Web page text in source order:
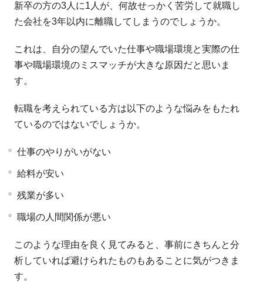
新卒の方の3人に1人が、何故せっかく苦労して就職し
た会社を3年以内に離職してしまうのでしょうか。
これは、自分の望んでいた仕事や職場環境と実際の仕
事や職場環境のミスマッチが大きな原因だと思いま
す。
転職を考えられている方は以下のような悩みをもたれ
ているのではないでしょうか。
仕事のやりがいがない
給料が安い
残業が多い
職場の人間関係が悪い
このような理由を良く見てみると、事前にきちんと分
析していれば避けられたものもあることに気がつきま
す。